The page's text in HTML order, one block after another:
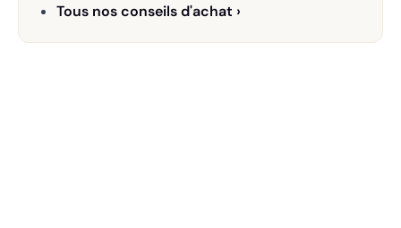
Tous nos conseils d'achat ›